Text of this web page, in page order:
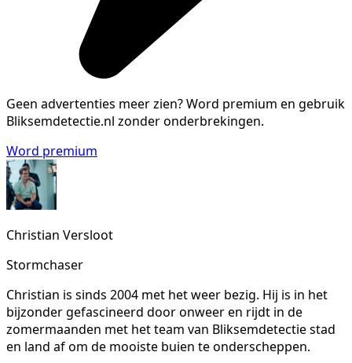
Geen advertenties meer zien?Word premium en gebruik
Bliksemdetectie.nl zonder onderbrekingen.
Word premium
Christian Versloot
Stormchaser
Christian is sinds 2004 met het weer bezig. Hij is in het
bijzonder gefascineerd door onweer en rijdt in de
zomermaanden met het team van Bliksemdetectie stad
en land af om de mooiste buien te onderscheppen.